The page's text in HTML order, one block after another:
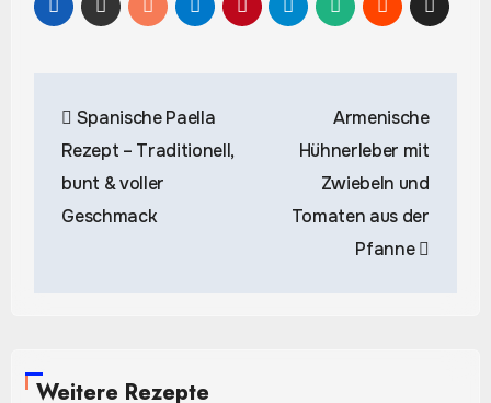
Spanische Paella
Rezept – Traditionell,
bunt & voller
Geschmack
Armenische
Hühnerleber mit
Zwiebeln und
Tomaten aus der
Pfanne
Weitere Rezepte